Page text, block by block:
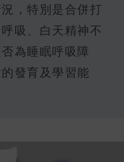
，特別是合併打
吸、白天精神不
為睡眠呼吸障
發育及學習能